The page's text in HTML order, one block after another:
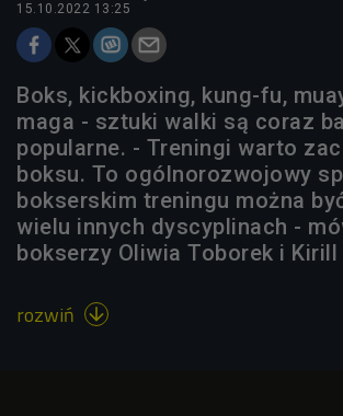
15.10.2022 13:25
Boks, kickboxing, kung-fu,
maga - sztuki walki są coraz
popularne. - Treningi warto
boksu. To ogólnorozwojowy
bokserskim treningu można
wielu innych dyscyplinach -
bokserzy Oliwia Toborek i Kirill
rozwiń 